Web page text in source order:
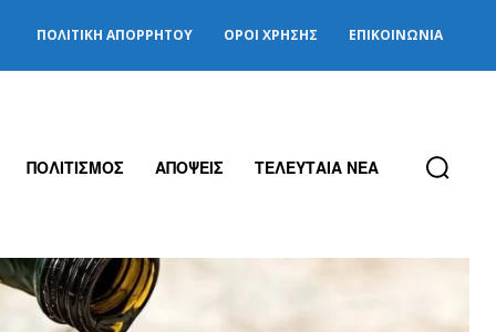
ΠΟΛΙΤΙΚΉ ΑΠΟΡΡΉΤΟΥ ΌΡΟΙ ΧΡΉΣΗΣ ΕΠΙΚΟΙΝΩΝΊΑ
ΠΟΛΙΤΙΣΜΟΣ ΑΠΟΨΕΙΣ ΤΕΛΕΥΤΑΙΑ ΝΕΑ